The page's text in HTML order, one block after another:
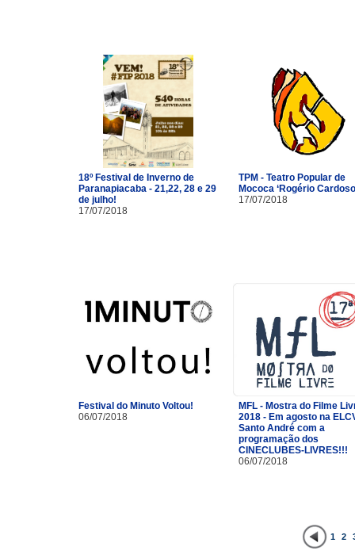
18º Festival de Inverno de
Paranapiacaba - 21,22, 28 e 29
de julho!
17/07/2018
TPM - Teatro Popular de
Mococa ‘Rogério
17/07/2018
Festival do Minuto Voltou!
06/07/2018
MFL - Mostra do Filme
2018 - Em agosto na
Santo André com a
programação dos
CINECLUBES-LIVRES!!!
06/07/2018
1 2